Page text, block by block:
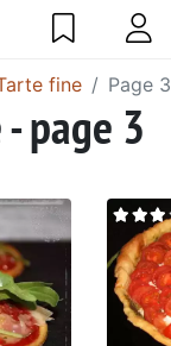
fine Page 3
page 3